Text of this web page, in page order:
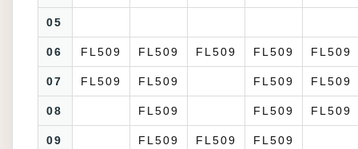
05
06 FL509 FL509 FL509 FL509 FL509
07 FL509 FL509 FL509 FL509
08 FL509 FL509 FL509
09 FL509 FL509 FL509